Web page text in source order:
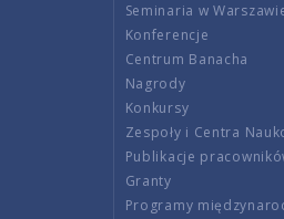
Seminaria w
Konferencje
Centrum Banacha
Nagrody
Konkursy
Zespoły i Centra
Publikacje
Granty
Programy